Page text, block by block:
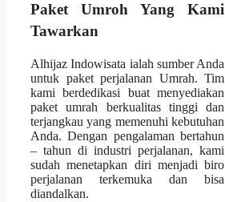
Paket Umroh Yang Kami
Tawarkan
Alhijaz Indowisata ialah sumber Anda
untuk paket perjalanan Umrah. Tim
kami berdedikasi buat menyediakan
paket umrah berkualitas tinggi dan
terjangkau yang memenuhi kebutuhan
Anda. Dengan pengalaman bertahun
– tahun di industri perjalanan, kami
sudah menetapkan diri menjadi biro
perjalanan terkemuka dan bisa
diandalkan.